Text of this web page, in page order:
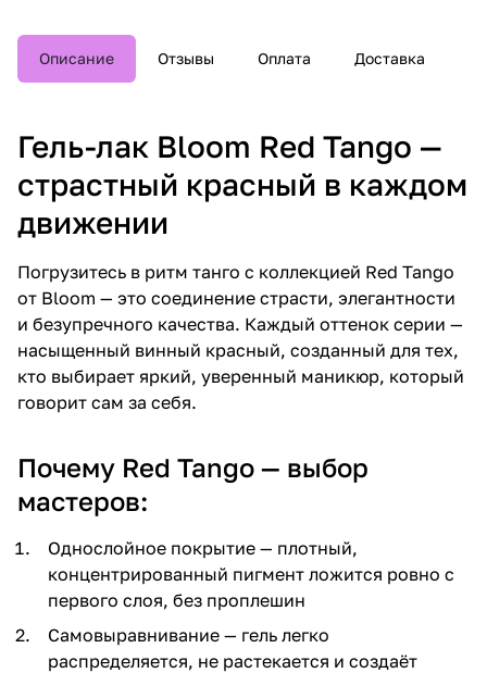
Описание Отзывы Оплата Доставка
Гель-лак Bloom Red Tango —
страстный красный в каждом
движении
Погрузитесь в ритм танго с коллекцией Red Tango
от Bloom — это соединение страсти, элегантности
и безупречного качества. Каждый оттенок серии —
насыщенный винный красный, созданный для тех,
кто выбирает яркий, уверенный маникюр, который
говорит сам за себя.
Почему Red Tango — выбор
мастеров:
Однослойное покрытие — плотный,
концентрированный пигмент ложится ровно с
первого слоя, без проплешин
Самовыравнивание — гель легко
распределяется, не растекается и создаёт